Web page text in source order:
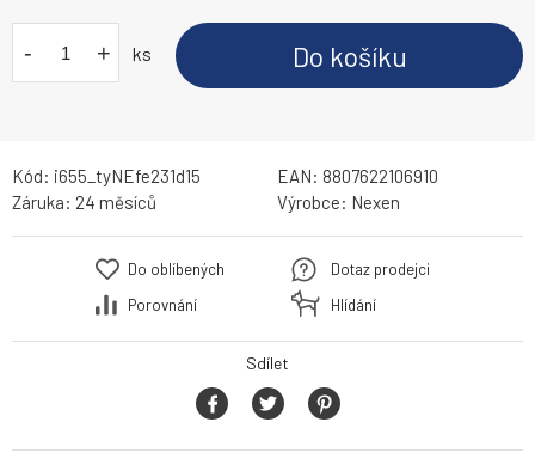
- + ks Do košíku
Kód: i655_tyNEfe231d15 EAN: 8807622106910
Záruka: 24 měsíců Výrobce: Nexen
Do oblíbených
Porovnání
Dotaz prodejci
Hlídání
Sdílet